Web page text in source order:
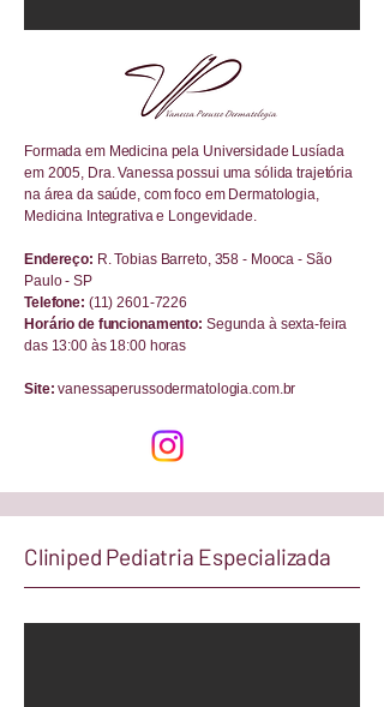
Formada em Medicina pela Universidade Lusíada
em 2005, Dra. Vanessa possui uma sólida trajetória
na área da saúde, com foco em Dermatologia,
Medicina Integrativa e Longevidade.
Endereço: R. Tobias Barreto, 358 - Mooca - São
Paulo - SP
Telefone: (11) 2601-7226
Horário de funcionamento: Segunda à sexta-feira
das 13:00 às 18:00 horas
Site: vanessaperussodermatologia.com.br
Cliniped Pediatria Especializada